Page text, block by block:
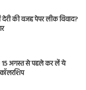
की वजह पेपर लीक विवाद?
15 अगस्त से पहले कर लें ये